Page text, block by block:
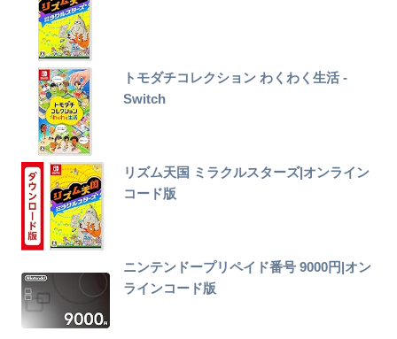
トモダチコレクション わくわく生活 -
Switch
リズム天国 ミラクルスターズ|オンライン
コード版
ニンテンドープリペイド番号 9000円|オン
ラインコード版